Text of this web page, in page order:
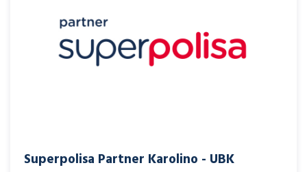
Superpolisa Partner Karolino - UBK